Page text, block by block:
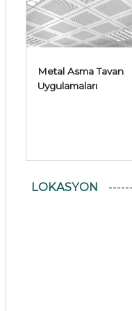
Metal Asma Tavan
Uygulamaları
LOKASYON